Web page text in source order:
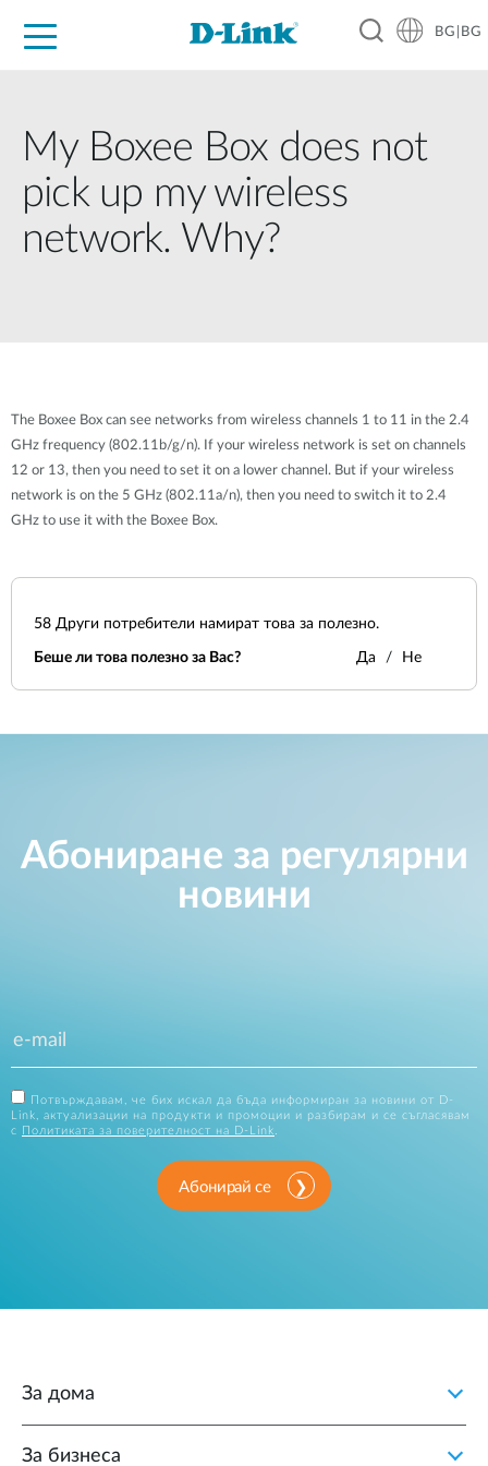
BG|BG
My Boxee Box does not
pick up my wireless
network. Why?
The Boxee Box can see networks from wireless channels 1 to 11 in the 2.4
GHz frequency (802.11b/g/n). If your wireless network is set on channels
12 or 13, then you need to set it on a lower channel. But if your wireless
network is on the 5 GHz (802.11a/n), then you need to switch it to 2.4
GHz to use it with the Boxee Box.
58 Други потребители намират това за полезно.
Беше ли това полезно за Вас? Да Не
Абониране за регулярни
новини
Потвърждавам, че бих искал да бъда информиран за новини от D-
Link, актуализации на продукти и промоции и разбирам и се съгласявам
с
Политиката за поверителност на D-Link
Абонирай се
За дома
За бизнеса